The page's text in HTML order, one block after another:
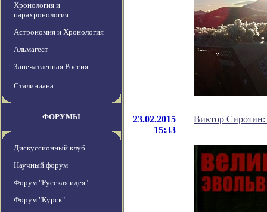
Хронология и
парахронология
Астрономия и Хронология
Альмагест
Запечатленная Россия
Сталиниана
ФОРУМЫ
Дискуссионный клуб
Научный форум
Форум "Русская идея"
Форум "Курск"
23.02.2015
15:33
Виктор Сиротин: